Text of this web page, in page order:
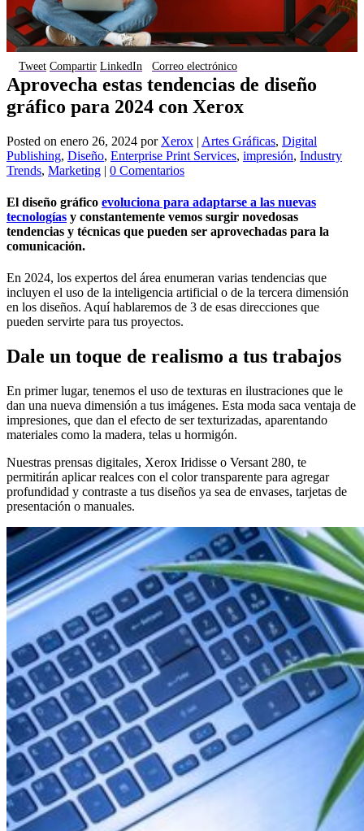
Tweet Compartir LinkedIn Correo electrónico
Aprovecha estas tendencias de diseño
gráfico para 2024 con Xerox
Posted on enero 26, 2024 por Xerox | Artes Gráficas, Digital
Publishing, Diseño, Enterprise Print Services, impresión, Industry
Trends, Marketing | 0 Comentarios
El diseño gráfico evoluciona para adaptarse a las nuevas
tecnologías y constantemente vemos surgir novedosas
tendencias y técnicas que pueden ser aprovechadas para la
comunicación.
En 2024, los expertos del área enumeran varias tendencias que
incluyen el uso de la inteligencia artificial o de la tercera dimensión
en los diseños. Aquí hablaremos de 3 de esas direcciones que
pueden servirte para tus proyectos.
Dale un toque de realismo a tus trabajos
En primer lugar, tenemos el uso de texturas en ilustraciones que le
dan una nueva dimensión a tus imágenes. Esta moda saca ventaja de
impresiones, que dan el efecto de ser texturizadas, aparentando
materiales como la madera, telas u hormigón.
Nuestras prensas digitales, Xerox Iridisse o Versant 280, te
permitirán aplicar realces con el color transparente para agregar
profundidad y contraste a tus diseños ya sea de envases, tarjetas de
presentación o manuales.